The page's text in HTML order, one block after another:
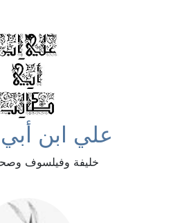
علي ابن
خليفة وفيلسوف